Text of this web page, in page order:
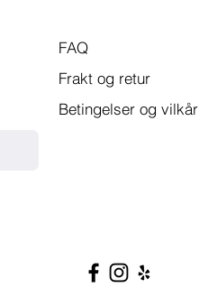
FAQ
Frakt og retur
Betingelser og vilkår